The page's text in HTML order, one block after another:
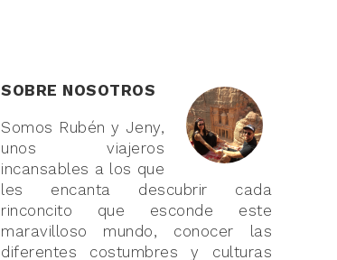
SOBRE NOSOTROS
Somos Rubén y Jeny,
unos viajeros
incansables a los que
les encanta descubrir cada
rinconcito que esconde este
maravilloso mundo, conocer las
diferentes costumbres y culturas